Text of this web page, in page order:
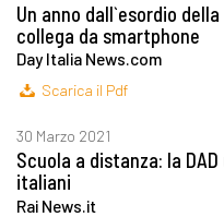
Un anno dall`esordio
collega da smartphone
Day Italia News.com
Scarica il Pdf
30 Marzo 2021
Scuola a distanza: la
italiani
Rai News.it